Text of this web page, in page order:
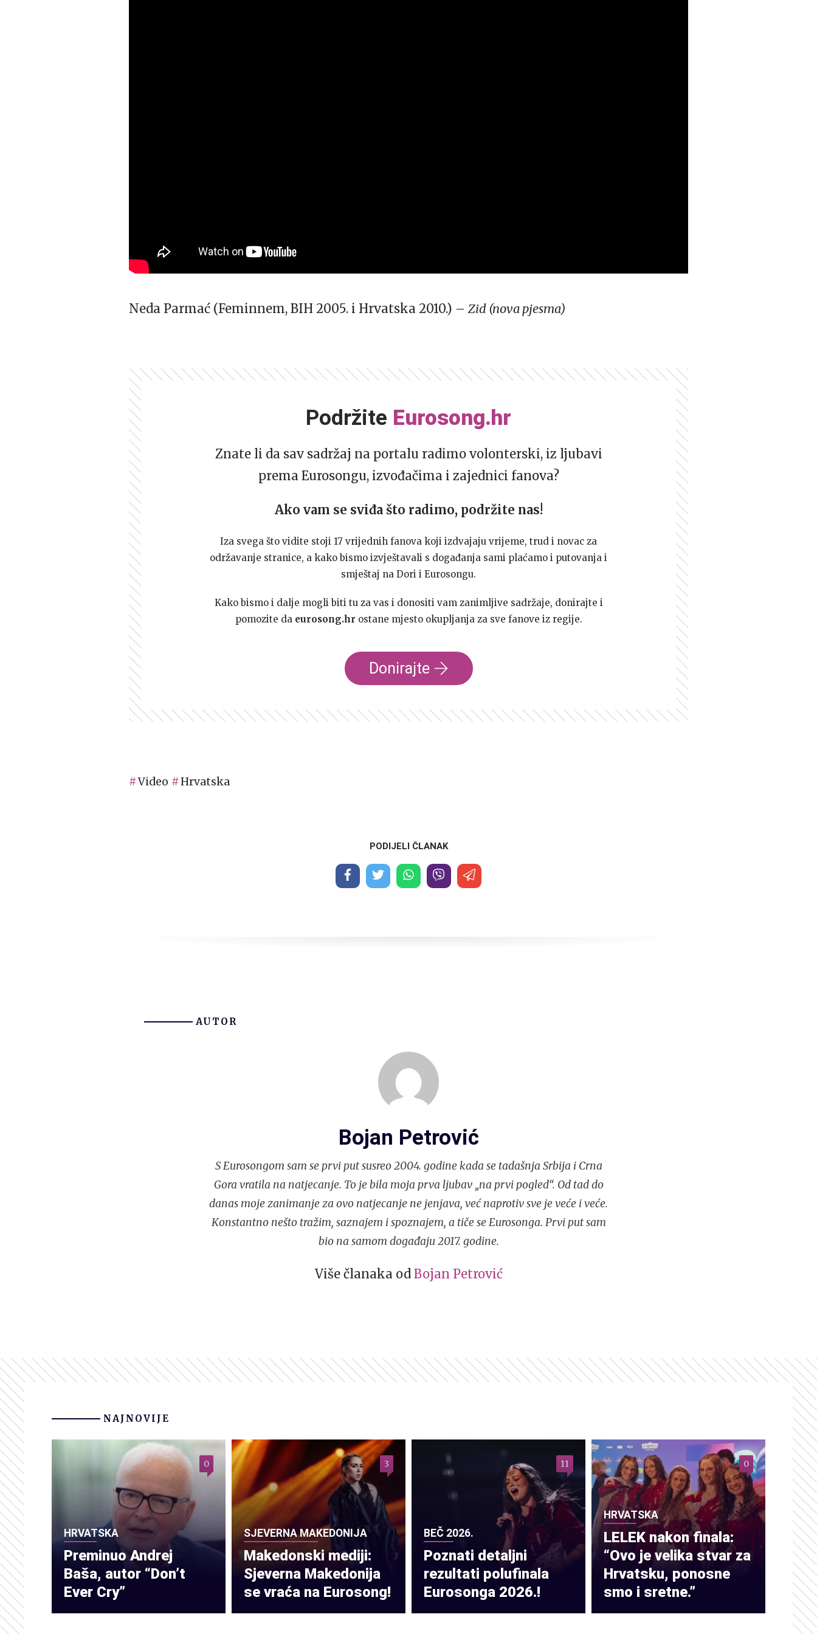
Neda Parmać (Feminnem, BIH 2005. i Hrvatska 2010.) – Zid (nova pjesma)
Podržite Eurosong.hr
Znate li da sav sadržaj na portalu radimo volonterski, iz ljubavi
prema Eurosongu, izvođačima i zajednici fanova?
Ako vam se sviđa što radimo, podržite nas!
Iza svega što vidite stoji 17 vrijednih fanova koji izdvajaju vrijeme, trud i novac za
održavanje stranice, a kako bismo izvještavali s događanja sami plaćamo i putovanja i
smještaj na Dori i Eurosongu.
Kako bismo i dalje mogli biti tu za vas i donositi vam zanimljive sadržaje, donirajte i
pomozite da eurosong.hr ostane mjesto okupljanja za sve fanove iz regije.
Donirajte
Video Hrvatska
PODIJELI ČLANAK
AUTOR
Bojan Petrović
S Eurosongom sam se prvi put susreo 2004. godine kada se tadašnja Srbija i Crna
Gora vratila na natjecanje. To je bila moja prva ljubav „na prvi pogled“. Od tad do
danas moje zanimanje za ovo natjecanje ne jenjava, već naprotiv sve je veće i veće.
Konstantno nešto tražim, saznajem i spoznajem, a tiče se Eurosonga. Prvi put sam
bio na samom događaju 2017. godine.
Više članaka od Bojan Petrović
NAJNOVIJE
HRVATSKA
Preminuo Andrej
Baša, autor “Don’t
Ever Cry”
0
SJEVERNA MAKEDONIJA
Makedonski mediji:
Sjeverna Makedonija
se vraća na Eurosong!
3
BEČ 2026.
Poznati detaljni
rezultati polufinala
Eurosonga 2026.!
11
HRVATSKA
LELEK nakon finala:
“Ovo je velika stvar za
Hrvatsku, ponosne
smo i sretne.”
0